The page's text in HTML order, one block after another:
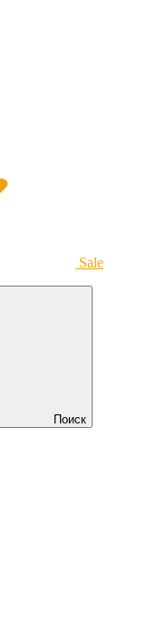
Sale
Поиск